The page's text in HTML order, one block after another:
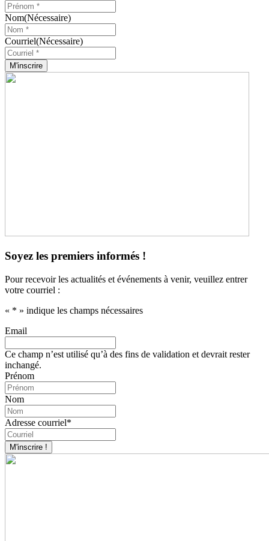
Nom(Nécessaire)
Courriel(Nécessaire)
M'inscrire
Soyez les premiers informés !
Pour recevoir les actualités et événements à venir, veuillez entrer
votre courriel :
« * » indique les champs nécessaires
Email
Ce champ n’est utilisé qu’à des fins de validation et devrait rester
inchangé.
Prénom
Nom
Adresse courriel*
M'inscrire !